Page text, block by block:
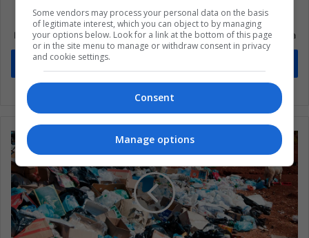
Suscríbete a nuestra lista de correos
Mantente informado sobre lo que está pasando en Latinoamérica
Some vendors may process your personal data on the basis
of legitimate interest, which you can object to by managing
your options below. Look for a link at the bottom of this page
or in the site menu to manage or withdraw consent in privacy
and cookie settings.
Consent
Manage options